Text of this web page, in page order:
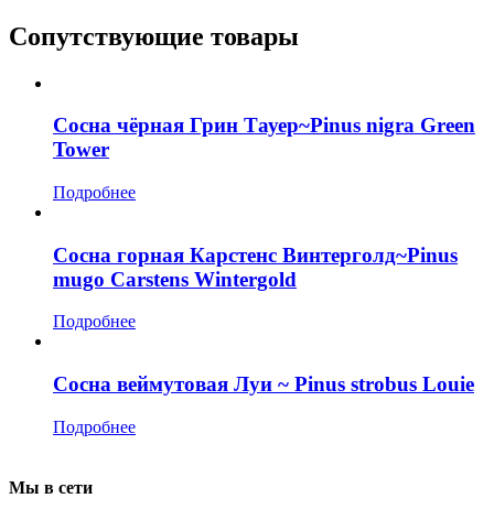
Сопутствующие товары
Сосна чёрная Грин Тауер~Pinus nigra Green
Tower
Подробнее
Сосна горная Карстенс Винтерголд~Pinus
mugo Carstens Wintergold
Подробнее
Сосна веймутовая Луи ~ Pinus strobus Louie
Подробнее
Мы в сети